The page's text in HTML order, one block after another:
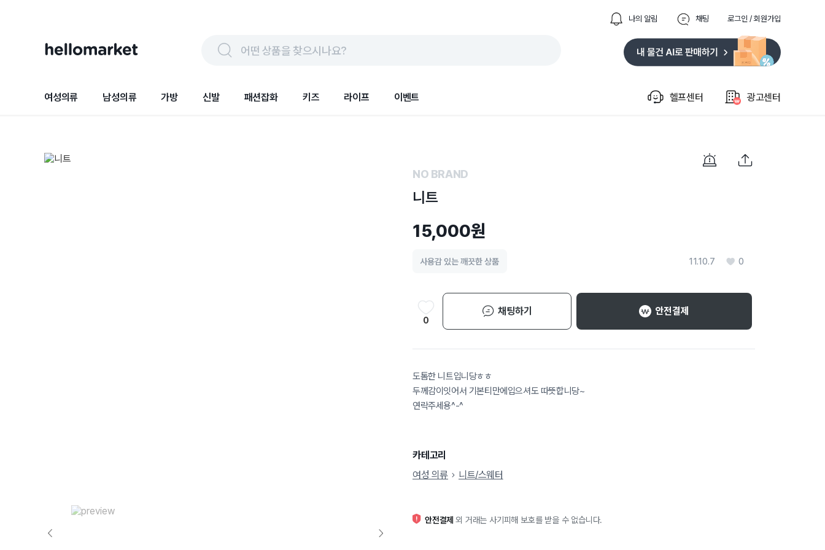
나의 알림 채팅 로그인 / 회원가입
어떤 상품을 찾으시나요?
여성의류 남성의류 가방 신발 패션잡화 키즈 라이프 이벤트 헬프센터 광고센터
NO BRAND
니트
15,000원
11.10.7 0
사용감 있는 깨끗한 상품
0
채팅하기 안전결제
도톰한 니트입니당ㅎㅎ
두께감이잇어서 기본티만에입으셔도 따뜻합니당~
연락주세용^-^
카테고리
여성 의류
니트/스웨터
안전결제 외 거래는 사기피해 보호를 받을 수 없습니다.